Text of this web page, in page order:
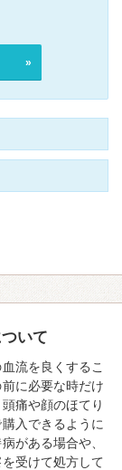
いて
流を良くするこ
に必要な時だけ
痛や顔のほてり
入できるように
がある場合や、
受けて処方して